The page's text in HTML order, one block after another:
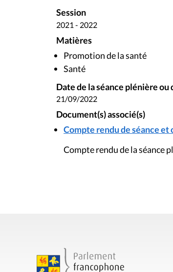
Session
2021 - 2022
Matières
Promotion de la santé
Santé
Date de la séance plénière ou
21/09/2022
Document(s) associé(s)
Compte rendu de séance et
Compte rendu de la séance